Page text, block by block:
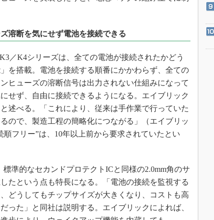
溶断を気にせず電池を接続できる
／K4シリーズは、全ての電池が接続されたかどう
を搭載。電池を接続する順番にかかわらず、全ての
ヒューズの溶断信号は出力されない仕組みになって
せず、自由に接続できるようになる。エイブリック
述べる。「これにより、従来は手作業で行っていた
ので、製造工程の簡略化につながる」（エイブリッ
フリー”は、10年以上前から要求されていたとい
準的なセカンドプロテクトICと同様の2.0mm角のサ
たという点も特長になる。「電池の接続を監視する
どうしてもチップサイズが大きくなり、コストも高
った」と同社は説明する。エイブリックによれば、